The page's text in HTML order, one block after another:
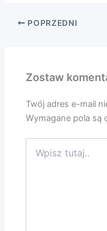
POPRZEDNI
Zostaw
Twój adres e-mail
Wymagane pola są
tutaj..